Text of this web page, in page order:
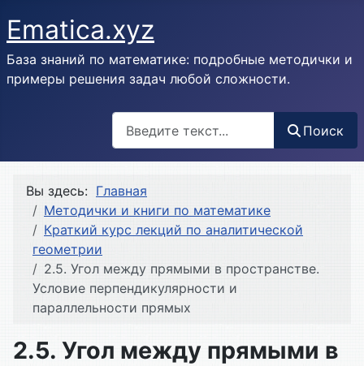
Ematica.xyz
База знаний по математике: подробные методички и
примеры решения задач любой сложности.
Поиск
Вы здесь: Главная
Методички и книги по математике
Краткий курс лекций по аналитической
геометрии
2.5. Угол между прямыми в пространстве.
Условие перпендикулярности и
параллельности прямых
2.5. Угол между прямыми в